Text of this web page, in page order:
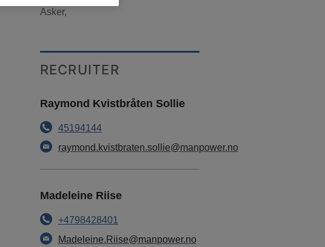
Asker,
RECRUITER
Raymond Kvistbråten Sollie
45194144
raymond.kvistbraten.sollie@manpower.no
Madeleine Riise
+4798428401
Madeleine.Riise@manpower.no